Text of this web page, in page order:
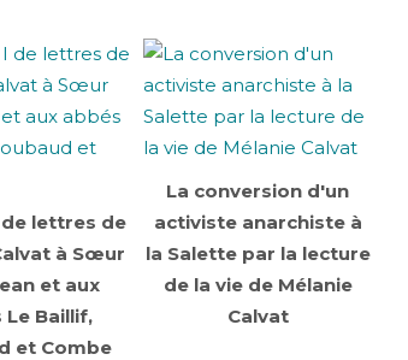
lettres de
à Sœur
et aux
Le Baillif,
et Combe
La conversion d'un
activiste anarchiste à
la Salette par la lecture
de la vie de Mélanie
Calvat